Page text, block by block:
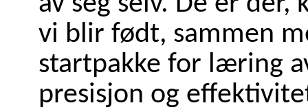
vi blir født, sammen
startpakke for læring
presisjon og